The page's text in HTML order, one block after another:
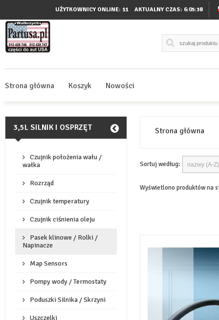
UŻYTKOWNICY ONLINE: 11 AKTUALNY CZAS: 6:05:38
Strona główna Koszyk Nowości
3,5L SILNIK I OSPRZĘT
Czujnik położenia wału /
wałka
Rozrząd
Czujnik temperatury
Czujnik ciśnienia oleju
Pasek klinowe / Rolki /
Napinacze
Map Sensors
Pompy wody / Termostaty
Poduszki Silnika / Skrzyni
Uszczelki
Strona główna
Sortuj według:
Wyświetlono produktów na